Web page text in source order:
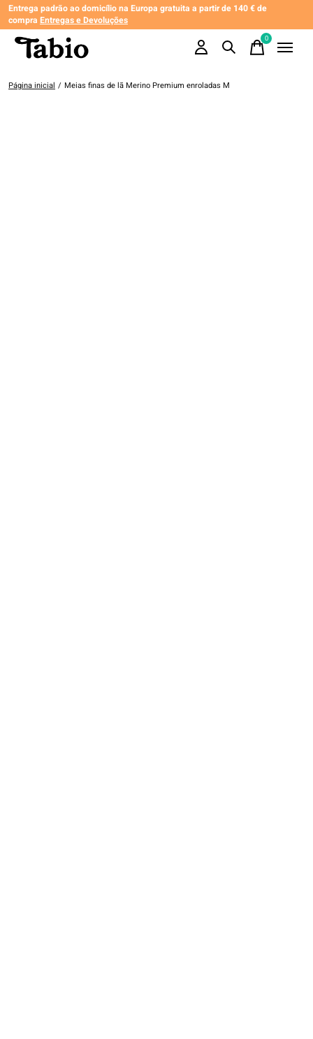
Entrega padrão ao domicílio na Europa gratuita a partir de 140 € de
compra Entregas e Devoluções
0items
Página inicial / Meias finas de lã Merino Premium enroladas M